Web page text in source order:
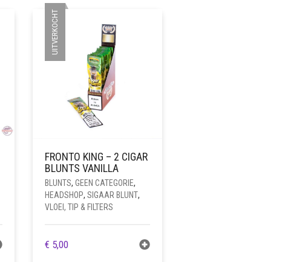
UITVERKOCHT
FRONTO KING – 2 CIGAR
BLUNTS VANILLA
BLUNTS, GEEN CATEGORIE,
HEADSHOP, SIGAAR BLUNT,
VLOEI, TIP & FILTERS
€ 5,00